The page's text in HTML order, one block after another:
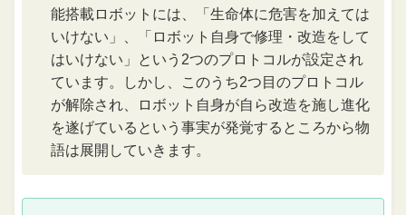
能搭載ロボットには、「生命体に危害を加えては
いけない」、「ロボット自身で修理・改造をして
はいけない」という2つのプロトコルが設定され
ています。しかし、このうち2つ目のプロトコル
が解除され、ロボット自身が自ら改造を施し進化
を遂げているという事実が発覚するところから物
語は展開していきます。